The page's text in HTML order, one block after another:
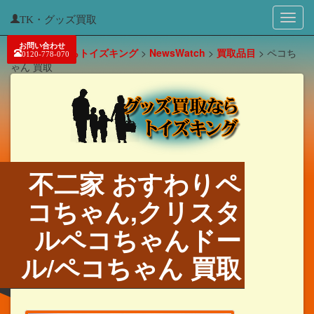
TK・グッズ買取
お問い合わせ
0120-778-070
グッズ買取ならトイズキング> NewsWatch > 買取品目 > ペコち
ゃん 買取
不二家 おすわりペ
コちゃん,クリスタ
ルペコちゃんドー
ル/ペコちゃん 買取